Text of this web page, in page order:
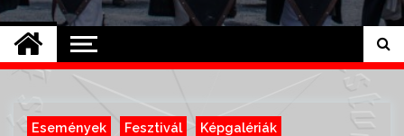
Események Fesztivál Képgalériák